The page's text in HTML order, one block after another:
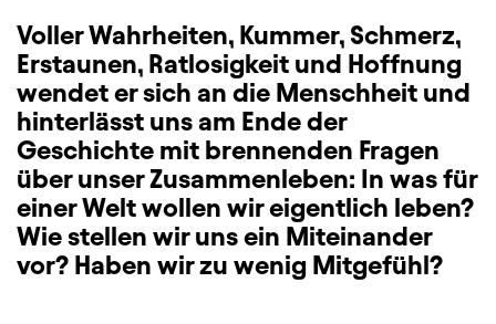
Voller Wahrheiten, Kummer, Schmerz,
Erstaunen, Ratlosigkeit und Hoffnung
wendet er sich an die Menschheit und
hinterlässt uns am Ende der
Geschichte mit brennenden Fragen
über unser Zusammenleben: In was für
einer Welt wollen wir eigentlich leben?
Wie stellen wir uns ein Miteinander
vor? Haben wir zu wenig Mitgefühl?